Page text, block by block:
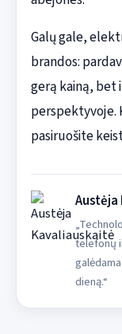
Galų gale,
brandos:
gerą kainą, bet
perspektyvoje.
pasiruošite
telefonų
dieną.“